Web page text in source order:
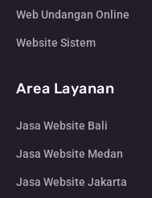
Web Undangan Online
Website Sistem
Area Layanan
Jasa Website Bali
Jasa Website Medan
Jasa Website Jakarta